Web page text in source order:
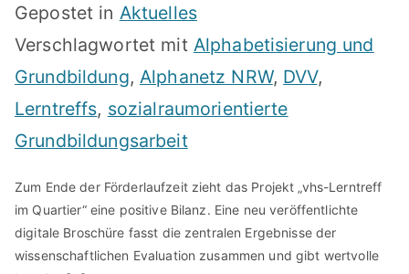
Gepostet in Aktuelles
Verschlagwortet mit Alphabetisierung und
Grundbildung, Alphanetz NRW, DVV,
Lerntreffs, sozialraumorientierte
Grundbildungsarbeit
Zum Ende der Förderlaufzeit zieht das Projekt „vhs-Lerntreff
im Quartier“ eine positive Bilanz. Eine neu veröffentlichte
digitale Broschüre fasst die zentralen Ergebnisse der
wissenschaftlichen Evaluation zusammen und gibt wertvolle